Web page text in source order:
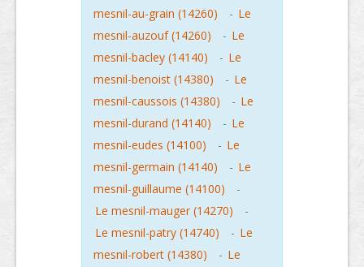
mesnil-au-grain (14260)
- Le
mesnil-auzouf (14260)
- Le
mesnil-bacley (14140)
- Le
mesnil-benoist (14380)
- Le
mesnil-caussois (14380)
- Le
mesnil-durand (14140)
- Le
mesnil-eudes (14100)
- Le
mesnil-germain (14140)
- Le
mesnil-guillaume (14100)
-
Le mesnil-mauger (14270)
-
Le mesnil-patry (14740)
- Le
mesnil-robert (14380)
- Le